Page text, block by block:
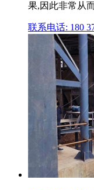
果,因此非常从
联系电话: 180